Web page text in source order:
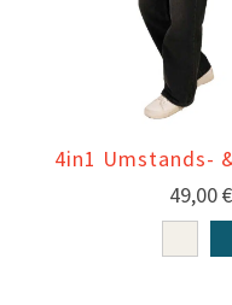
4in1 Umstands-
49,00€